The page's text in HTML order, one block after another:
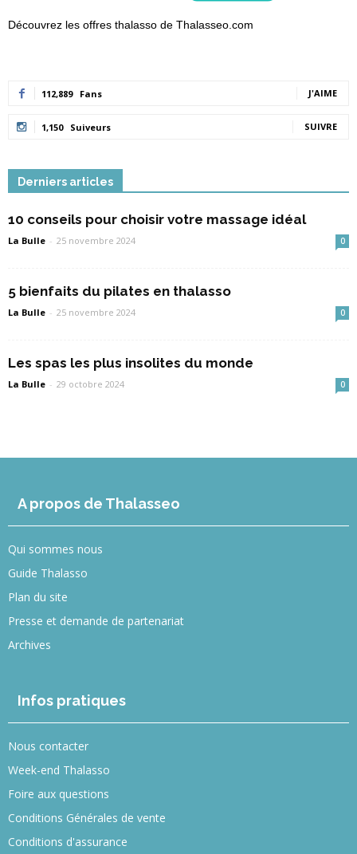
Découvrez les offres thalasso de Thalasseo.com
112,889 Fans J'AIME
1,150 Suiveurs SUIVRE
Derniers articles
10 conseils pour choisir votre massage idéal
La Bulle - 25 novembre 2024 0
5 bienfaits du pilates en thalasso
La Bulle - 25 novembre 2024 0
Les spas les plus insolites du monde
La Bulle - 29 octobre 2024 0
A propos de Thalasseo
Qui sommes nous
Guide Thalasso
Plan du site
Presse et demande de partenariat
Archives
Infos pratiques
Nous contacter
Week-end Thalasso
Foire aux questions
Conditions Générales de vente
Conditions d'assurance